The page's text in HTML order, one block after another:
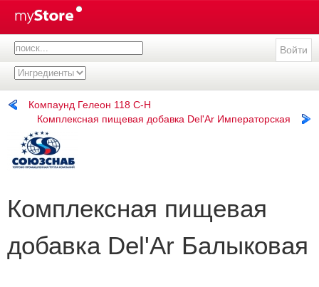
Войти
Компаунд Гелеон 118 С-Н
Комплексная пищевая добавка Del'Ar Императорская
Комплексная пищевая
добавка Del'Ar Балыковая